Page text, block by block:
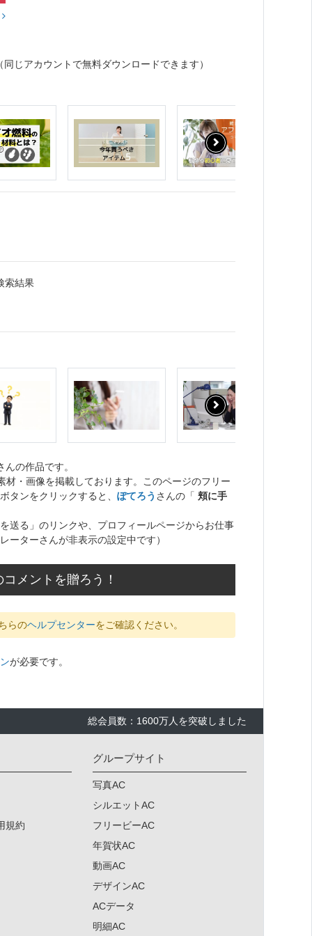
同じアカウントで無料ダウンロードできます）
索結果
んの作品です。
・画像を掲載しております。このページのフリー
タンをクリックすると、 ぽてろう さんの「 頬に手
送る」のリンクや、プロフィールページからお仕事
ーターさんが非表示の設定中です）
メントを贈ろう！
らのヘルプセンターをご確認ください。
が必要です。
総会員数：1600万人を突破しました
規約
グループサイト
写真AC
シルエットAC
フリービーAC
年賀状AC
動画AC
デザインAC
ACデータ
明細AC